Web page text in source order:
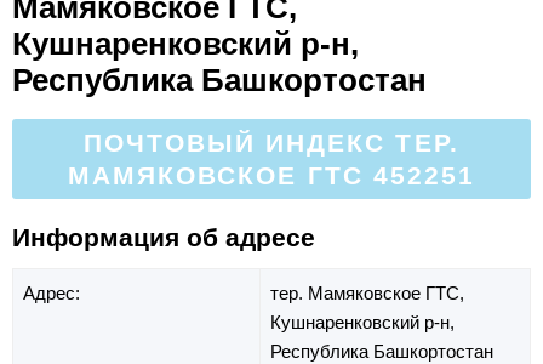
Мамяковское ГТС,
Кушнаренковский р-н,
Республика Башкортостан
ПОЧТОВЫЙ ИНДЕКС ТЕР.
МАМЯКОВСКОЕ ГТС 452251
Информация об адресе
Адрес:
тер. Мамяковское ГТС,
Кушнаренковский р-н,
Республика Башкортостан